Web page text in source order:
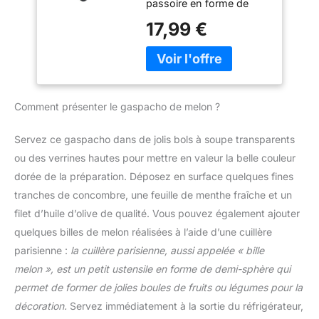
plastique lavable au lave-
vaisselle, gourde
nomade
votre cuisine un aspect
propre et bien rangé
Facile à Nettoyer: Notre
Passoire Cuisine est
fabriqué en acier
inoxydable, résistant et
De plus, notre filtre Tamis
surface sans bavures et
ne vous grattera pas les
mains, même à la main. Il
suffit de rincer le filtre à
pour un nettoyage
complet Fonctions
Puissantes: Notre
Passoire Inox est un filtre
indispensable pour la
maison et les voyages.
Avec un diamètre de
passoire en forme de
aliments finiront dans le
récipient en dessous et
pas à côté GRILLE FINE :
passe ! DURABLE : dotée
faite en acier inoxydable
léger, solide et antirouille,
perdra pas sa couleur
PRATIQUE : cette
passoire est fournie avec
un repose-bol, une
utilisation plus
confortable et un anneau
de suspension
INFORMATIONS UTILES :
17,99 €
Comment présenter le gaspacho de melon ?
Servez ce gaspacho dans de jolis bols à soupe transparents
ou des verrines hautes pour mettre en valeur la belle couleur
dorée de la préparation. Déposez en surface quelques fines
tranches de concombre, une feuille de menthe fraîche et un
filet d’huile d’olive de qualité. Vous pouvez également ajouter
quelques billes de melon réalisées à l’aide d’une cuillère
parisienne : la cuillère parisienne, aussi appelée « bille
melon », est un petit ustensile en forme de demi-sphère qui
permet de former de jolies boules de fruits ou légumes pour la
décoration. Servez immédiatement à la sortie du réfrigérateur,